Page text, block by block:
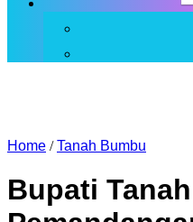
Home /Tanah Bumbu
Bupati